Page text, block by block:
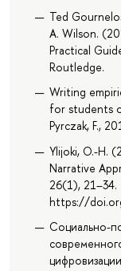
Ted
A. Wilson.
Practical
Routledge.
Writing
for students
Pyrczak, F.,
Ylijoki, O.-H.
Narrative
26(1), 21–34.
https://
Социально-